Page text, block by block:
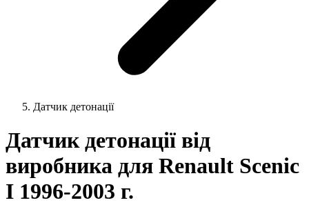
Датчик детонації
Датчик детонації від
виробника для Renault Scenic
I 1996-2003 г.